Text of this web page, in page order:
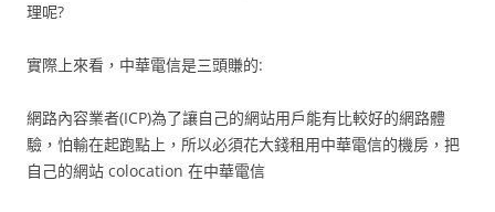
理呢?
實際上來看，中華電信是三頭賺的:
網路內容業者(ICP)為了讓自己的網站用戶能有比較好的網路體
驗，怕輸在起跑點上，所以必須花大錢租用中華電信的機房，把
自己的網站 colocation 在中華電信